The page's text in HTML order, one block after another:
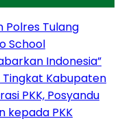
Polres Tulang
School
Indonesia”
Tingkat Kabupaten
PKK, Posyandu
kepada PKK